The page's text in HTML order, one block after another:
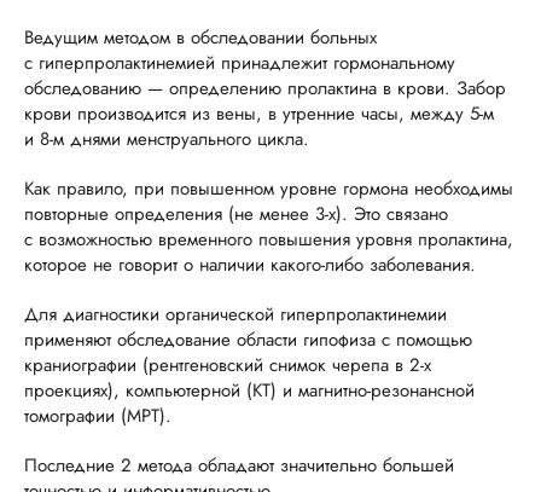
Ведущим методом в обследовании больных
с гиперпролактинемией принадлежит гормональному
обследованию — определению пролактина в крови. Забор
крови производится из вены, в утренние часы, между 5-м
и 8-м днями менструального цикла.
Как правило, при повышенном уровне гормона необходимы
повторные определения (не менее 3-х). Это связано
с возможностью временного повышения уровня пролактина,
которое не говорит о наличии какого-либо заболевания.
Для диагностики органической гиперпролактинемии
применяют обследование области гипофиза с помощью
краниографии (рентгеновский снимок черепа в 2-х
проекциях), компьютерной (КТ) и магнитно-резонансной
томографии (МРТ).
Последние 2 метода обладают значительно большей